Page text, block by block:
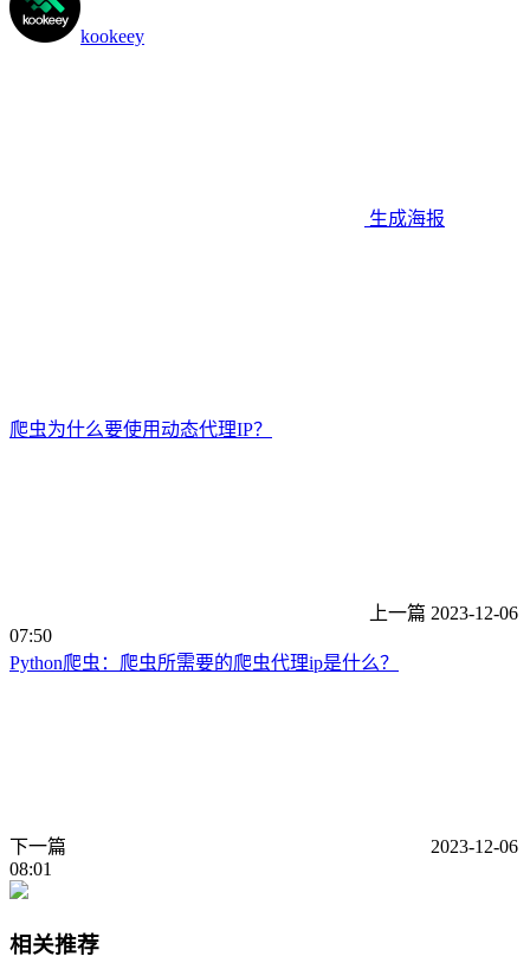
kookeey
生成海报
爬虫为什么要使用动态代理IP？
上一篇 2023-12-06
07:50
Python爬虫：爬虫所需要的爬虫代理ip是什么？
下一篇
2023-12-06
08:01
相关推荐